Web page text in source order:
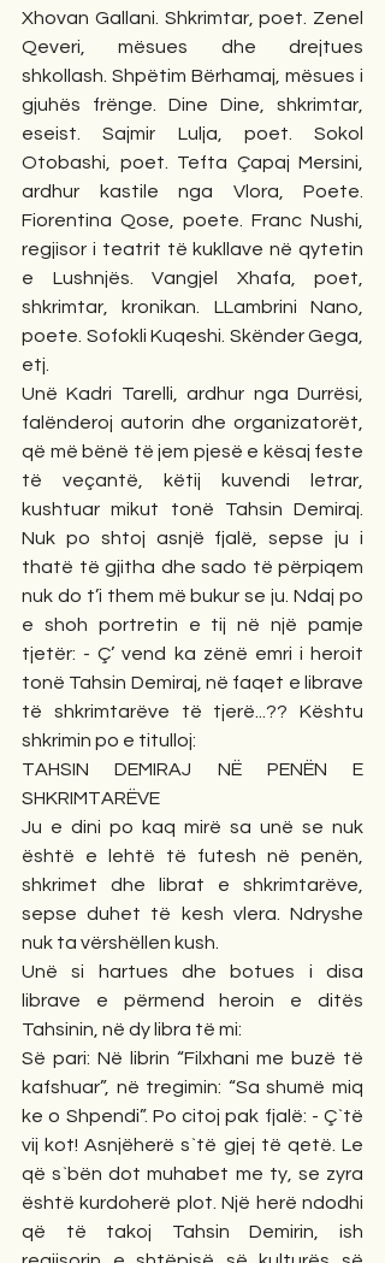
Xhovan Gallani. Shkrimtar, poet. Zenel
Qeveri, mësues dhe drejtues
shkollash. Shpëtim Bërhamaj, mësues i
gjuhës frënge. Dine Dine, shkrimtar,
eseist. Sajmir Lulja, poet. Sokol
Otobashi, poet. Tefta Çapaj Mersini,
ardhur kastile nga Vlora, Poete.
Fiorentina Qose, poete. Franc Nushi,
regjisor i teatrit të kukllave në qytetin
e Lushnjës. Vangjel Xhafa, poet,
shkrimtar, kronikan. LLambrini Nano,
poete. Sofokli Kuqeshi. Skënder Gega,
etj.
Unë Kadri Tarelli, ardhur nga Durrësi,
falënderoj autorin dhe organizatorët,
që më bënë të jem pjesë e kësaj feste
të veçantë, këtij kuvendi letrar,
kushtuar mikut tonë Tahsin Demiraj.
Nuk po shtoj asnjë fjalë, sepse ju i
thatë të gjitha dhe sado të përpiqem
nuk do t’i them më bukur se ju. Ndaj po
e shoh portretin e tij në një pamje
tjetër: - Ç’ vend ka zënë emri i heroit
tonë Tahsin Demiraj, në faqet e librave
të shkrimtarëve të tjerë...?? Kështu
shkrimin po e titulloj:
TAHSIN DEMIRAJ NË PENËN E
SHKRIMTARËVE
Ju e dini po kaq mirë sa unë se nuk
është e lehtë të futesh në penën,
shkrimet dhe librat e shkrimtarëve,
sepse duhet të kesh vlera. Ndryshe
nuk ta vërshëllen kush.
Unë si hartues dhe botues i disa
librave e përmend heroin e ditës
Tahsinin, në dy libra të mi:
Së pari: Në librin “Filxhani me buzë të
kafshuar”, në tregimin: “Sa shumë miq
ke o Shpendi”. Po citoj pak fjalë: - Ç`të
vij kot! Asnjëherë s`të gjej të qetë. Le
që s`bën dot muhabet me ty, se zyra
është kurdoherë plot. Një herë ndodhi
që të takoj Tahsin Demirin, ish